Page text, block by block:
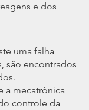
e dos
uma falha
são encontrados
a mecatrônica
controle da